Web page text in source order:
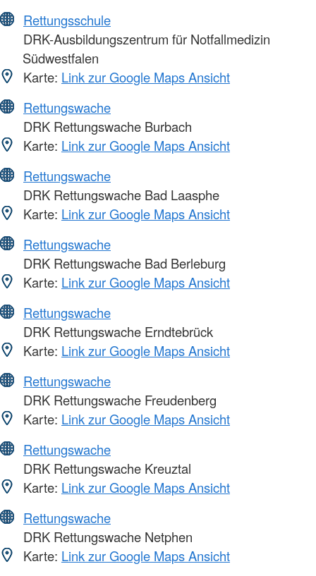
Rettungsschule
DRK-Ausbildungszentrum für Notfallmedizin
Südwestfalen
Karte: Link zur Google Maps Ansicht
Rettungswache
DRK Rettungswache Burbach
Karte: Link zur Google Maps Ansicht
Rettungswache
DRK Rettungswache Bad Laasphe
Karte: Link zur Google Maps Ansicht
Rettungswache
DRK Rettungswache Bad Berleburg
Karte: Link zur Google Maps Ansicht
Rettungswache
DRK Rettungswache Erndtebrück
Karte: Link zur Google Maps Ansicht
Rettungswache
DRK Rettungswache Freudenberg
Karte: Link zur Google Maps Ansicht
Rettungswache
DRK Rettungswache Kreuztal
Karte: Link zur Google Maps Ansicht
Rettungswache
DRK Rettungswache Netphen
Karte: Link zur Google Maps Ansicht